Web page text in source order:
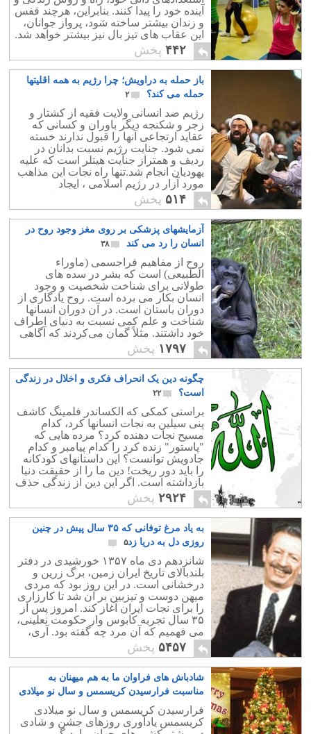
آینده خود را پیدا کنند. بنابراین، هرچند قفس
و زندان بیشتر ساخته شود، پرواز جوانان،
این عقاب های تیز بال نیز بیشتر خواهد شد.
۴۴۲ پخش
باز حمله به دراویش؛ چرا رژیم به همه اقلیتها
حمله می کند؟
۲
رژیم ضد انسانی ولایت فقیه از کشتار و
زجر و شکنجه دیگر باوران و کسانی که
عقاید ارتجاعی آنها را قبول ندارند خسته
نمی شود. جنایت رژیم نسبت بدانان در
ردیف و همتراز جنایت هیتلر است که علیه
یهودیان انجام شد.تنها راه نجات این مذاهب
مورد آزار در رژیم اسلامی ، ایجاد
سکولاریسم و برقراری حقوق مساوی
شهروندی است
۵۱۴ پخش
آزمایشهای پزشکی بر روی مغز وجود روح در
انسان را رد می کند
۳۸
روح از مفاهیم فراجسمی (ماوراء
الطبیعی) است که بشر در سده های
طولانی برای شناخت شخصیت و وجود
انسان بکار می برده است. روح یادگاری از
دوران باستان است. در آن دوران انسانها
شناخت و علم کمی نسبت به دنیای اطراف
خود داشتند. مثلاً گمان می‌کردند که آگاهی
که یکی از عوامل اصلی رفتارهای ماست
چون نادیدنی است،
۱۷۹۷ پخش
چگونه دین یک انحراف فکری و اخلال در زندگی
است؟
۲۲
براستی کمکی که الکساندر فلمینگ کاشف
پنی سیلین به نجات انسانها کرد، کدام
مسیح نجات دهنده کرد؟ مرده هایی که
"پاستور" زنده کرد را کدام پیامبر و کدام
جادویش توانست؟ این داستانهای کودکانه
را باید دور ریخت! دین ما را از حقیقت دنیا
بازداشته است. اگر این دین از زندگی حذف
شود و بجایش انسانیت و همزیستی بر
اساس احترام به بشر و حقوق او جانشین
دین شود، دنیا یک قدم بزرگ برداشته است.
۲۹۲۴ پخش
به یاد مرغ توفانی که ۳۵ سال پیش در چنین
روزی دل به دریا زد‎۵
شانزدهم دی ماه ۱۳۵۷ خورشیدی در دفتر
بلندبالای تاریخ ایران زمین، برگ زرین و
درخشانی است. در این روز بود که مردی
میهن دوست و تیزبین بر آن شد تا کارزاری
را برای نجات ایران آغاز کند. امروز پس از
۳۵ سال تجربه کابوس وار حکومت نعلینی،
می فهمیم که آن مرد چه گفته بود. آری،
سخن از دکتر شاپور بختیار است.
۵۴۵۷ پخش
شادباش های فراوان ما به هم میهنان به
مناسبت فرارسیدن کریسمس و سال نو میلادی
فرارسیدن کریسمس و سال نو میلادی
کریسمس یادآوری روزهای جشن و شادی